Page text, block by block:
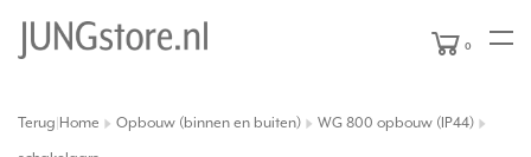
0
Terug Home Opbouw (binnen en buiten) WG 800 opbouw (IP44)